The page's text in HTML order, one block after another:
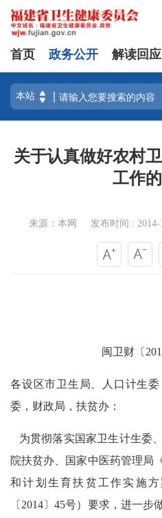
首页 政务公开 解读回应
关于认真做好农村
工作
来源：本网 发布时间 : 2014-
闽卫财〔
各设区市卫生局、人口计生
委，财政局，扶贫办：
为贯彻落实国家卫生计生委
院扶贫办、国家中医药管理局
和计划生育扶贫工作实施
〔2014〕45号）要求，进一